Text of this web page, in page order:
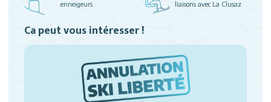
enneigeurs liaisons avec La Clusaz
Ca peut vous intéresser !